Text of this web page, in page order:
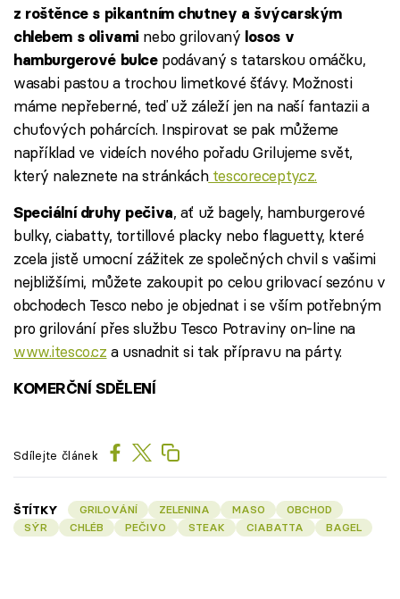
z roštěnce s pikantním chutney a švýcarským
chlebem s olivami nebo grilovaný losos v
hamburgerové bulcepodávaný s tatarskou omáčku,
wasabi pastou a trochou limetkové šťávy. Možnosti
máme nepřeberné, teď už záleží jen na naší fantazii a
chuťových pohárcích. Inspirovat se pak můžeme
například ve videích nového pořadu Grilujeme svět,
který naleznete na stránkáchtescorecepty.cz.
Speciální druhy pečiva, ať už bagely, hamburgerové
bulky, ciabatty, tortillové placky nebo flaguetty, které
zcela jistě umocní zážitek ze společných chvil s vašimi
nejbližšími, můžete zakoupit po celou grilovací sezónu v
obchodech Tesco nebo je objednat i se vším potřebným
pro grilování přes službu Tesco Potraviny on-line na
www.itesco.cz a usnadnit si tak přípravu na párty.
KOMERČNÍ SDĚLENÍ
Sdílejte článek
ŠTÍTKY GRILOVÁNÍ ZELENINA MASO
OBCHOD
SÝR
CHLÉB PEČIVO STEAK CIABATTA BAGEL